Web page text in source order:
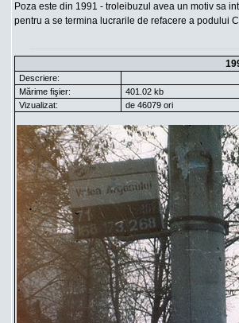
Poza este din 1991 - troleibuzul avea un motiv sa
pentru a se termina lucrarile de refacere a podului
Descriere:
Mărime fişier:
401.02 kb
Vizualizat:
de 46079 ori